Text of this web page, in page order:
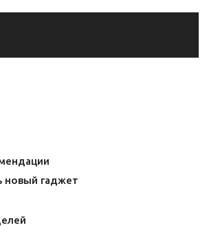
новый гаджет